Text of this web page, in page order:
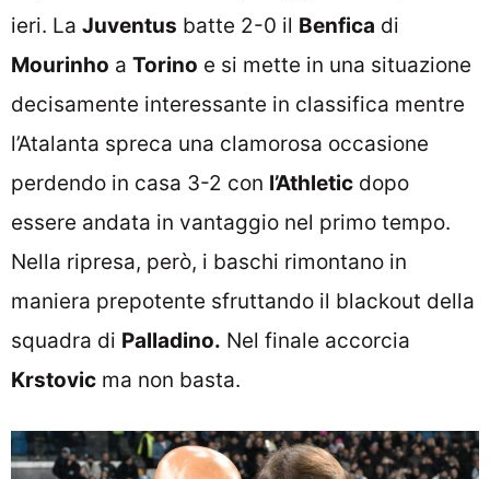
ieri. La Juventus batte 2-0 il Benfica di
Mourinho a Torino e si mette in una situazione
decisamente interessante in classifica mentre
l’Atalanta spreca una clamorosa occasione
perdendo in casa 3-2 con l’Athletic dopo
essere andata in vantaggio nel primo tempo.
Nella ripresa, però, i baschi rimontano in
maniera prepotente sfruttando il blackout della
squadra di Palladino. Nel finale accorcia
Krstovic ma non basta.